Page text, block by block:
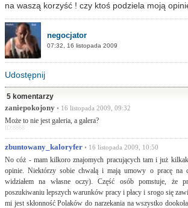
na waszą korzyść ! czy ktoś podziela moją
negocjator
07:32, 16 listopada 2009
Udostępnij
5 komentarzy
zaniepokojony • 16 listopada 2009, 09:32
Może to nie jest galeria, a galera?
ID:8868
zbuntowany_kaloryfer • 16 listopada 2009, 10:50
No cóż - mam kilkoro znajomych pracujących tam i już
opinie. Niektórzy sobie chwalą i mają umowy o pracę na
widziałem na własne oczy). Część osób pomstuje, że
poszukiwaniu lepszych warunków pracy i płacy i srogo się
mi jest skłonność Polaków do narzekania na wszystko